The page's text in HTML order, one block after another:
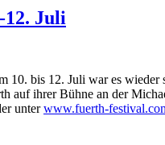
12. Juli
10. bis 12. Juli war es
auf ihrer Bühne an der
unterwww.fuerth-